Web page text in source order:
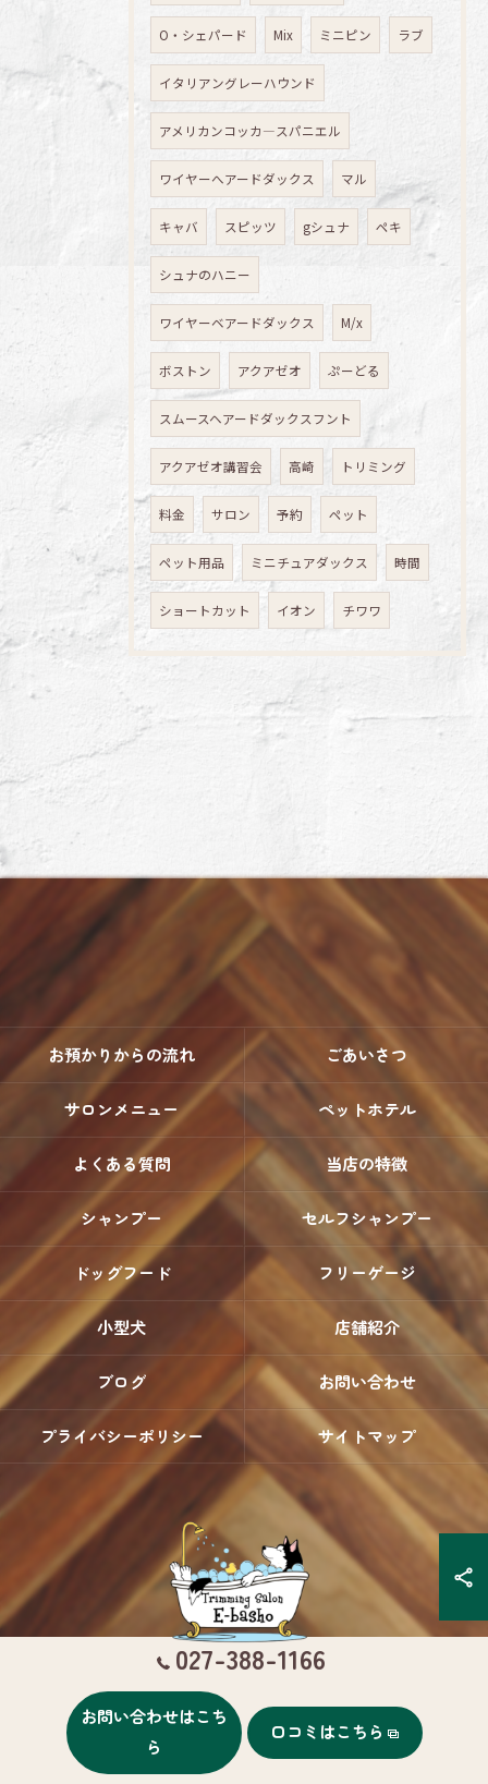
O・シェパード Mix ミニピン ラブ
イタリアングレーハウンド
アメリカンコッカ―スパニエル
ワイヤーへアードダックス マル
キャバ スピッツ gシュナ ペキ
シュナのハニー
ワイヤーベアードダックス M/x
ボストン アクアゼオ ぷーどる
スムースヘアードダックスフント
アクアゼオ講習会 高崎 トリミング
料金 サロン 予約 ペット
ペット用品 ミニチュアダックス 時間
ショートカット イオン チワワ
027-388-1166
お問い合わせはこち
ら
口コミはこちら
お預かりからの流れ ごあいさつ
サロンメニュー ペットホテル
よくある質問 当店の特徴
シャンプー セルフシャンプー
ドッグフード フリーゲージ
小型犬 店舗紹介
ブログ お問い合わせ
プライバシーポリシー サイトマップ
© 2026 群馬県高崎のトリミングならTrimming Salon E-basho ALL RIGHTS
RESERVED.